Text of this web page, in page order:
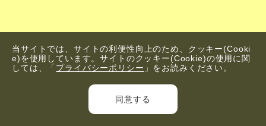
当サイトでは、サイトの利便性向上のため、クッキー(Cooki
e)を使用しています。サイトのクッキー(Cookie)の使用に関
しては、「 プライバシーポリシー 」をお読みください。
同意する